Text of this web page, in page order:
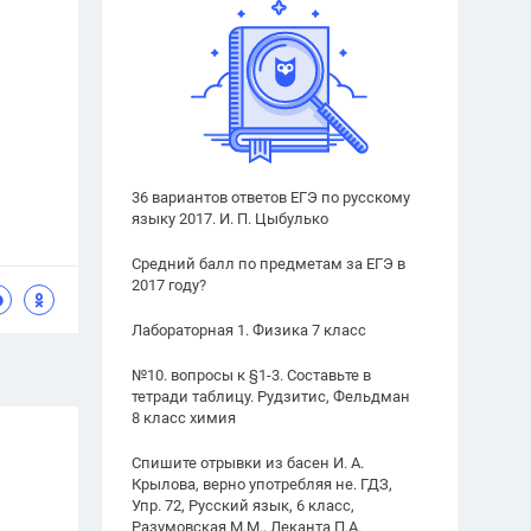
36 вариантов ответов ЕГЭ по русскому
языку 2017. И. П. Цыбулько
Средний балл по предметам за ЕГЭ в
2017 году?
Лабораторная 1. Физика 7 класс
№10. вопросы к §1-3. Составьте в
тетради таблицу. Рудзитис, Фельдман
8 класс химия
Спишите отрывки из басен И. А.
Крылова, верно употребляя не. ГДЗ,
Упр. 72, Русский язык, 6 класс,
Разумовская М.М., Леканта П.А.